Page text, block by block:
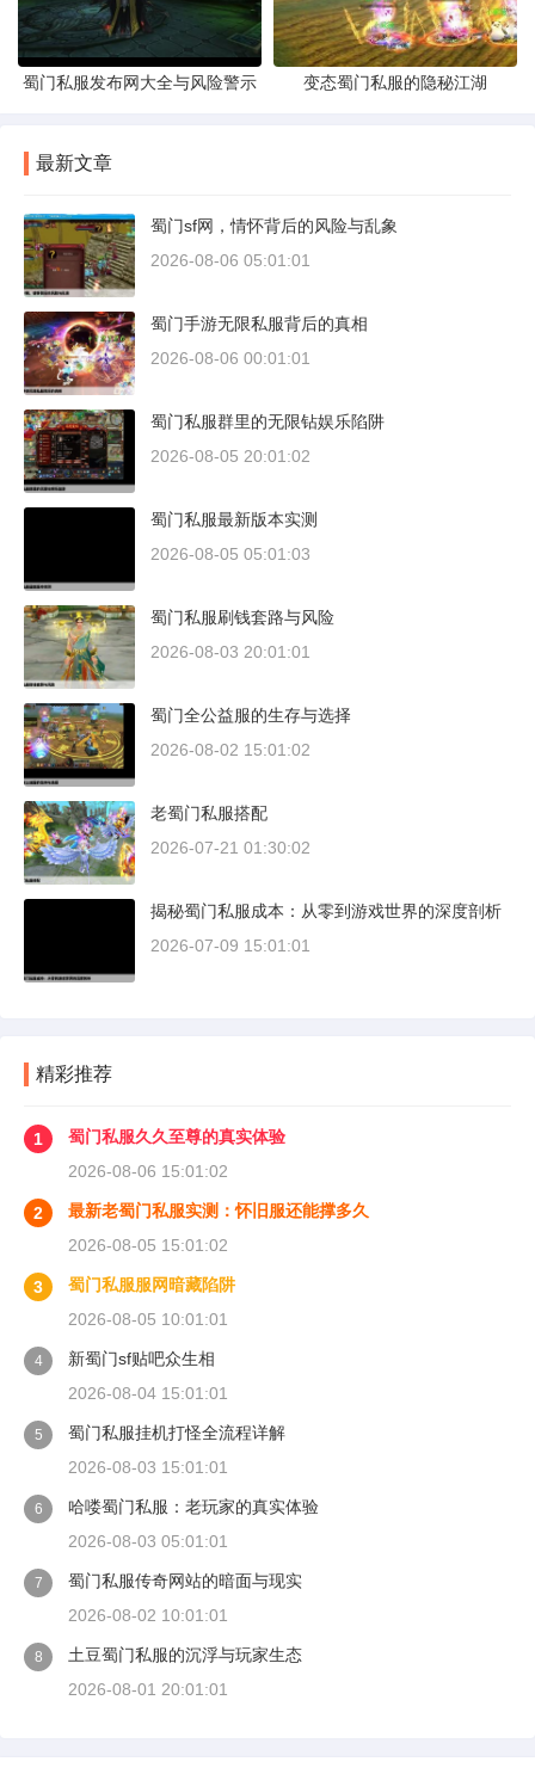
蜀门私服发布网大全与风险警示 变态蜀门私服的隐秘江湖
最新文章
蜀门sf网，情怀背后的风险与乱象
2026-08-06 05:01:01
蜀门手游无限私服背后的真相
2026-08-06 00:01:01
蜀门私服群里的无限钻娱乐陷阱
2026-08-05 20:01:02
蜀门私服最新版本实测
2026-08-05 05:01:03
蜀门私服刷钱套路与风险
2026-08-03 20:01:01
蜀门全公益服的生存与选择
2026-08-02 15:01:02
老蜀门私服搭配
2026-07-21 01:30:02
揭秘蜀门私服成本：从零到游戏世界的深度剖析
2026-07-09 15:01:01
精彩推荐
1
蜀门私服久久至尊的真实体验
2026-08-06 15:01:02
2
最新老蜀门私服实测：怀旧服还能撑多久
2026-08-05 15:01:02
3
蜀门私服服网暗藏陷阱
2026-08-05 10:01:01
4
新蜀门sf贴吧众生相
2026-08-04 15:01:01
5
蜀门私服挂机打怪全流程详解
2026-08-03 15:01:01
6
哈喽蜀门私服：老玩家的真实体验
2026-08-03 05:01:01
7
蜀门私服传奇网站的暗面与现实
2026-08-02 10:01:01
8
土豆蜀门私服的沉浮与玩家生态
2026-08-01 20:01:01